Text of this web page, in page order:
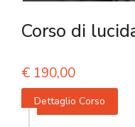
Corso di
€ 190,00
Dettaglio Corso